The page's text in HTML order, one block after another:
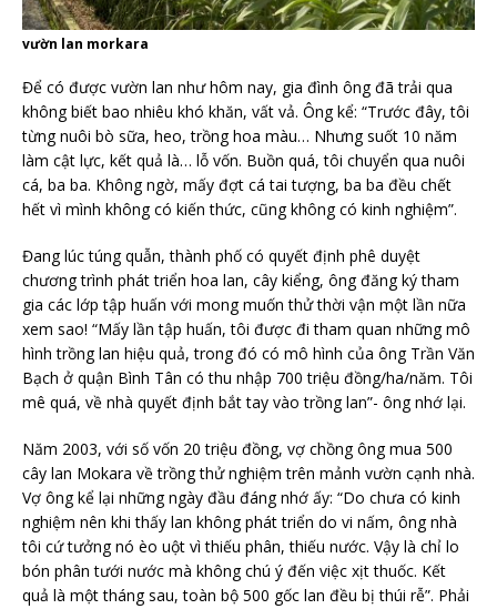
vườn lan morkara
Để có được vườn lan như hôm nay, gia đình ông đã trải qua
không biết bao nhiêu khó khăn, vất vả. Ông kể: “Trước đây, tôi
từng nuôi bò sữa, heo, trồng hoa màu… Nhưng suốt 10 năm
làm cật lực, kết quả là… lỗ vốn. Buồn quá, tôi chuyển qua nuôi
cá, ba ba. Không ngờ, mấy đợt cá tai tượng, ba ba đều chết
hết vì mình không có kiến thức, cũng không có kinh nghiệm”.
Đang lúc túng quẫn, thành phố có quyết định phê duyệt
chương trình phát triển hoa lan, cây kiểng, ông đăng ký tham
gia các lớp tập huấn với mong muốn thử thời vận một lần nữa
xem sao! “Mấy lần tập huấn, tôi được đi tham quan những mô
hình trồng lan hiệu quả, trong đó có mô hình của ông Trần Văn
Bạch ở quận Bình Tân có thu nhập 700 triệu đồng/ha/năm. Tôi
mê quá, về nhà quyết định bắt tay vào trồng lan”- ông nhớ lại.
Năm 2003, với số vốn 20 triệu đồng, vợ chồng ông mua 500
cây lan Mokara về trồng thử nghiệm trên mảnh vườn cạnh nhà.
Vợ ông kể lại những ngày đầu đáng nhớ ấy: “Do chưa có kinh
nghiệm nên khi thấy lan không phát triển do vi nấm, ông nhà
tôi cứ tưởng nó èo uột vì thiếu phân, thiếu nước. Vậy là chỉ lo
bón phân tưới nước mà không chú ý đến việc xịt thuốc. Kết
quả là một tháng sau, toàn bộ 500 gốc lan đều bị thúi rễ”. Phải